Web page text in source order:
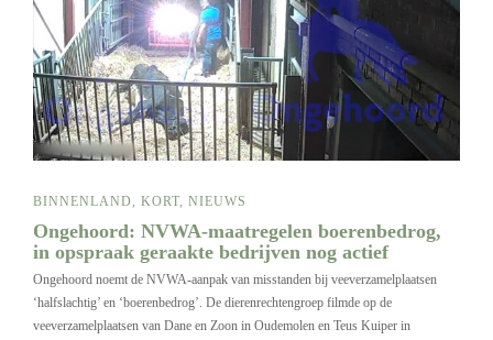
BINNENLAND, KORT, NIEUWS
Ongehoord: NVWA-maatregelen boerenbedrog,
in opspraak geraakte bedrijven nog actief
Ongehoord noemt de NVWA-aanpak van misstanden bij veeverzamelplaatsen
‘halfslachtig’ en ‘boerenbedrog’. De dierenrechtengroep filmde op de
veeverzamelplaatsen van Dane en Zoon in Oudemolen en Teus Kuiper in